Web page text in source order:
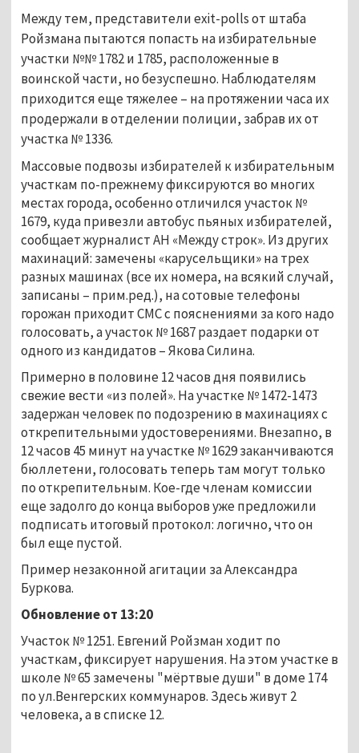
Между тем, представители exit-polls от штаба
Ройзмана пытаются попасть на избирательные
участки №№ 1782 и 1785, расположенные в
воинской части, но безуспешно. Наблюдателям
приходится еще тяжелее – на протяжении часа их
продержали в отделении полиции, забрав их от
участка № 1336.
Массовые подвозы избирателей к избирательным
участкам по-прежнему фиксируются во многих
местах города, особенно отличился участок №
1679, куда привезли автобус пьяных избирателей,
сообщает журналист АН «Между строк». Из других
махинаций: замечены «карусельщики» на трех
разных машинах (все их номера, на всякий случай,
записаны – прим.ред.), на сотовые телефоны
горожан приходит СМС с пояснениями за кого надо
голосовать, а участок № 1687 раздает подарки от
одного из кандидатов – Якова Силина.
Примерно в половине 12 часов дня появились
свежие вести «из полей». На участке № 1472-1473
задержан человек по подозрению в махинациях с
открепительными удостоверениями. Внезапно, в
12 часов 45 минут на участке № 1629 заканчиваются
бюллетени, голосовать теперь там могут только
по открепительным. Кое-где членам комиссии
еще задолго до конца выборов уже предложили
подписать итоговый протокол: логично, что он
был еще пустой.
Пример незаконной агитации за Александра
Буркова.
Обновление от 13:20
Участок № 1251. Евгений Ройзман ходит по
участкам, фиксирует нарушения. На этом участке в
школе № 65 замечены "мёртвые души" в доме 174
по ул.Венгерских коммунаров. Здесь живут 2
человека, а в списке 12.